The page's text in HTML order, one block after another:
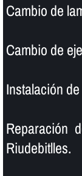
Cambio de
Cambio de
Instalación
Reparación
Riudebitlles.